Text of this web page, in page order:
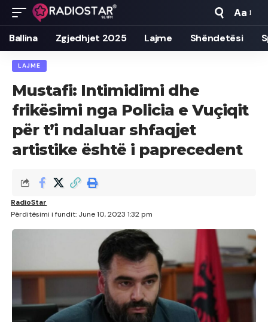
Font
Resizer
Aa
Ballina Zgjedhjet 2025 Lajme Shëndetësi
LAJME
Mustafi: Intimidimi dhe
frikësimi nga Policia e Vuçiqit
për t’i ndaluar shfaqjet
artistike është i paprecedent
Përditësimi i fundit: June 10, 2023 1:32 pm
RadioStar